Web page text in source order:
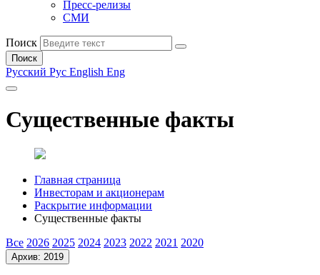
Пресс-релизы
СМИ
Поиск
Поиск
Русский Рус English Eng
Существенные факты
Главная страница
Инвесторам и акционерам
Раскрытие информации
Существенные факты
Все 2026 2025 2024 2023 2022 2021 2020
Архив: 2019